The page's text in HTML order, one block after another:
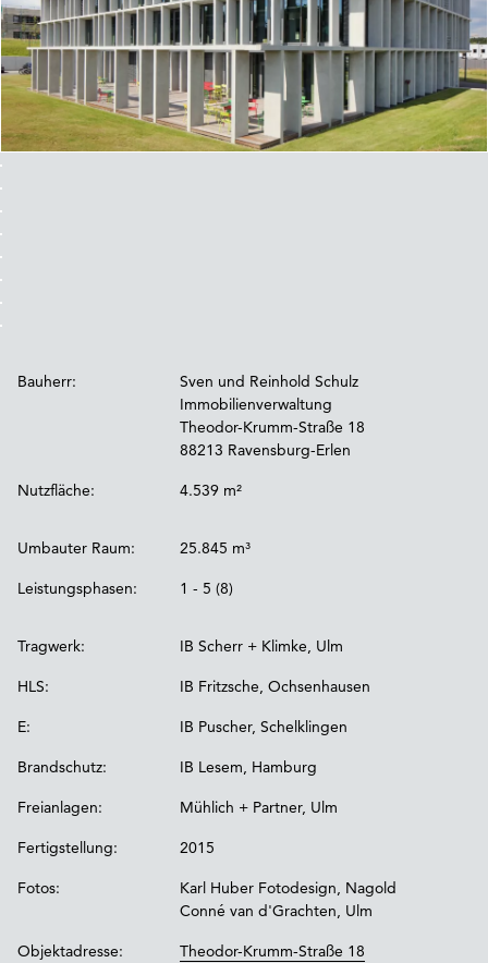
Bauherr:
Sven und Reinhold Schulz
Immobilienverwaltung
Theodor-Krumm-Straße 18
88213 Ravensburg-Erlen
Nutzfläche: 4.539 m²
Umbauter Raum: 25.845 m³
Leistungsphasen: 1 - 5 (8)
Tragwerk: IB Scherr + Klimke, Ulm
HLS: IB Fritzsche, Ochsenhausen
E: IB Puscher, Schelklingen
Brandschutz: IB Lesem, Hamburg
Freianlagen: Mühlich + Partner, Ulm
Fertigstellung: 2015
Fotos:
Karl Huber Fotodesign, Nagold
Conné van d'Grachten, Ulm
Objektadresse:
Theodor-Krumm-Straße 18